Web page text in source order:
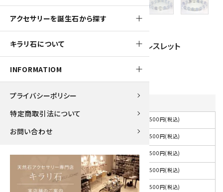
アクセサリーを誕生石から探す
キラリ石について
INFORMATIOM
プライバシーポリシー
特定商取引法について
お問い合わせ
250pt
ブルーカルセドニー8mm×水晶平玉ブレスレット
2,500円(税込)
2,500円(税込)
約15cm 2,500円(税込)
約16cm 2,500円(税込)
約17cm 2,500円(税込)
約18cm 2,500円(税込)